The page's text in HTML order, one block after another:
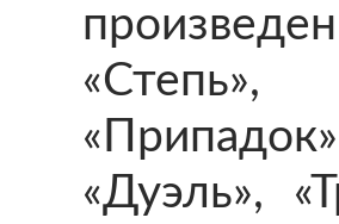
«Степь»,
«Дуэль»,